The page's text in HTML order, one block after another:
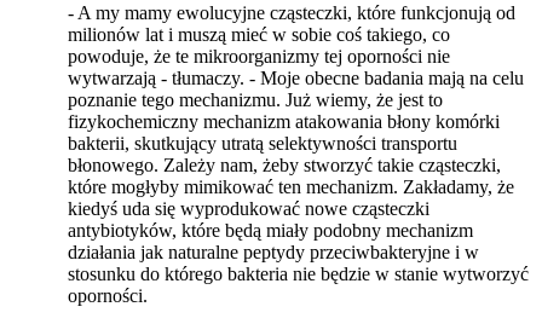
- A my mamy ewolucyjne cząsteczki, które funkcjonują od
milionów lat i muszą mieć w sobie coś takiego, co
powoduje, że te mikroorganizmy tej oporności nie
wytwarzają - tłumaczy. - Moje obecne badania mają na celu
poznanie tego mechanizmu. Już wiemy, że jest to
fizykochemiczny mechanizm atakowania błony komórki
bakterii, skutkujący utratą selektywności transportu
błonowego. Zależy nam, żeby stworzyć takie cząsteczki,
które mogłyby mimikować ten mechanizm. Zakładamy, że
kiedyś uda się wyprodukować nowe cząsteczki
antybiotyków, które będą miały podobny mechanizm
działania jak naturalne peptydy przeciwbakteryjne i w
stosunku do którego bakteria nie będzie w stanie wytworzyć
oporności.